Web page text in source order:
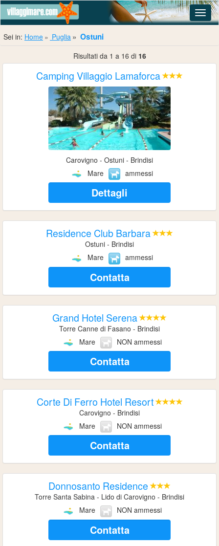
Sei in: Home Puglia Ostuni
Risultati da 1 a 16 di 16
Camping Villaggio Lamaforca
Carovigno - Ostuni - Brindisi
Mare
ammessi
Dettagli
Residence Club Barbara
Ostuni - Brindisi
Mare
ammessi
Contatta
Grand Hotel Serena
Torre Canne di Fasano - Brindisi
Mare
NON ammessi
Contatta
Corte Di Ferro Hotel Resort
Carovigno - Brindisi
Mare
NON ammessi
Contatta
Donnosanto Residence
Torre Santa Sabina - Lido di Carovigno - Brindisi
Mare
NON ammessi
Contatta